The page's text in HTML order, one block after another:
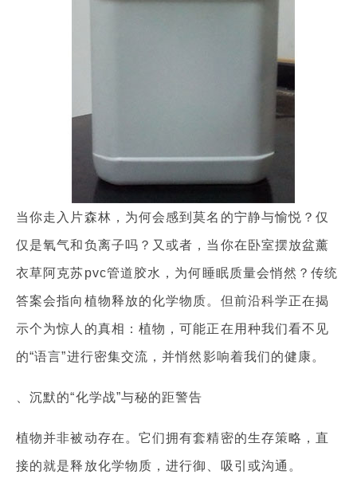
当你走入片森林，为何会感到莫名的宁静与愉悦？仅
仅是氧气和负离子吗？又或者，当你在卧室摆放盆薰
衣草阿克苏pvc管道胶水，为何睡眠质量会悄然？传统
答案会指向植物释放的化学物质。但前沿科学正在揭
示个为惊人的真相：植物，可能正在用种我们看不见
的“语言”进行密集交流，并悄然影响着我们的健康。
、沉默的“化学战”与秘的距警告
植物并非被动存在。它们拥有套精密的生存策略，直
接的就是释放化学物质，进行御、吸引或沟通。